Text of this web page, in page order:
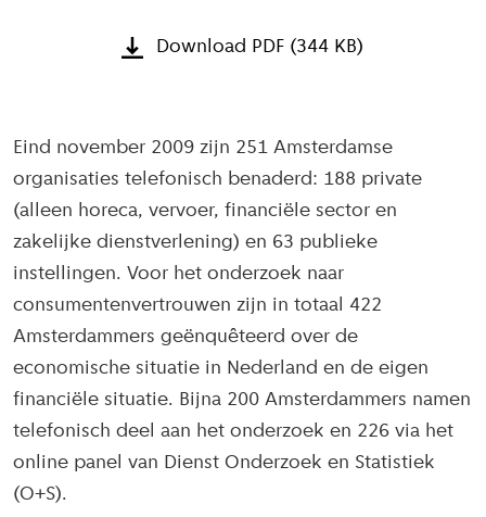
Download PDF (344 KB)
Eind november 2009 zijn 251 Amsterdamse
organisaties telefonisch benaderd: 188 private
(alleen horeca, vervoer, financiële sector en
zakelijke dienstverlening) en 63 publieke
instellingen. Voor het onderzoek naar
consumentenvertrouwen zijn in totaal 422
Amsterdammers geënquêteerd over de
economische situatie in Nederland en de eigen
financiële situatie. Bijna 200 Amsterdammers namen
telefonisch deel aan het onderzoek en 226 via het
online panel van Dienst Onderzoek en Statistiek
(O+S).